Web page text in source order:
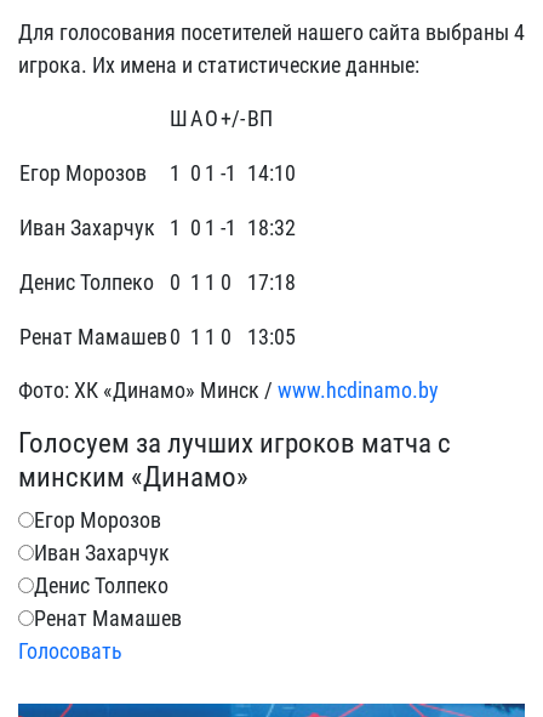
Для голосования посетителей нашего сайта выбраны 4
игрока. Их имена и статистические данные:
ШАО+/-ВП
Егор Морозов 1 0 1 -1 14:10
Иван Захарчук 1 0 1 -1 18:32
Денис Толпеко 0 1 1 0 17:18
Ренат Мамашев0 1 1 0 13:05
Фото: ХК «Динамо» Минск / www.hcdinamo.by
Голосуем за лучших игроков матча с
минским «Динамо»
Егор Морозов
Иван Захарчук
Денис Толпеко
Ренат Мамашев
Голосовать